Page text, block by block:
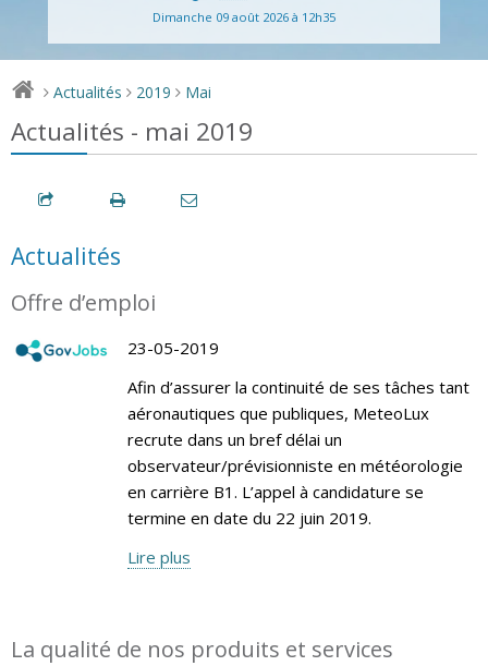
Dimanche 09 août 2026 à 12h35
> Actualités > 2019 > Mai
Actualités - mai 2019
Actualités
Offre d’emploi
23-05-2019
Afin d’assurer la continuité de ses tâches tant
aéronautiques que publiques, MeteoLux
recrute dans un bref délai un
observateur/prévisionniste en météorologie
en carrière B1. L’appel à candidature se
termine en date du 22 juin 2019.
Lire plus
La qualité de nos produits et services